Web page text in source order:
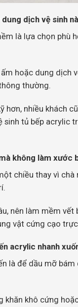
dịch vệ sinh
là lựa chọn phù
hoặc dung dịch
thường.
hơn, nhiều khách
sinh tủ bếp acrylic
không làm xước
chiều thay vì chà
nên làm mềm vết
vật cứng cạo
acrylic nhanh
là để dầu mỡ bám
khăn khô cứng